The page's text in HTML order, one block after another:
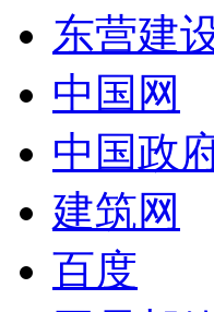
东营建
中国网
中国政
建筑网
百度